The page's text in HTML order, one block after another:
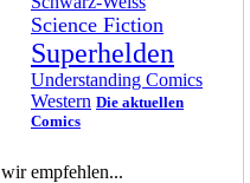
Science Fiction
Superhelden
Understanding Comics
Western Die aktuellen
Comics
wir empfehlen...